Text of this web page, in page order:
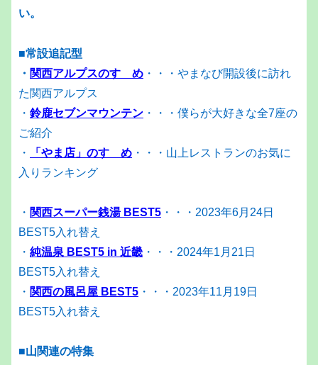
い。
■常設追記型
・ 関西アルプスのすゝめ ・・・やまなび開設後に訪れ
た関西アルプス
・ 鈴鹿セブンマウンテン ・・・僕らが大好きな全7座の
ご紹介
・
「やま店」のすゝめ ・・・山上レストランのお気に
入りランキング
・ 関西スーパー銭湯 BEST5 ・・・2023年6月24日
BEST5入れ替え
・ 純温泉 BEST5 in 近畿 ・・・2024年1月21日
BEST5入れ替え
・ 関西の風呂屋 BEST5 ・・・2023年11月19日
BEST5入れ替え
■山関連の特集